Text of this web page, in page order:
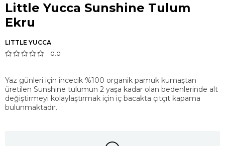
Little Yucca Sunshine Tulum
Ekru
LITTLE YUCCA
0.0
Yaz günleri için incecik %100 organik pamuk kumaştan
üretilen Sunshine tulumun 2 yaşa kadar olan bedenlerinde alt
değiştirmeyi kolaylaştırmak için iç bacakta çıtçıt kapama
bulunmaktadır.